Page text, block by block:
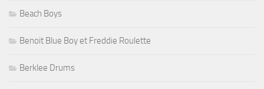
Beach Boys
Benoit Blue Boy et Freddie Roulette
Berklee Drums